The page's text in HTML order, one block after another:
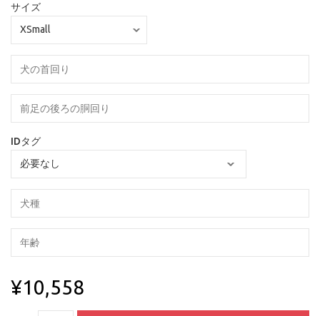
サイズ
IDタグ
¥10,558